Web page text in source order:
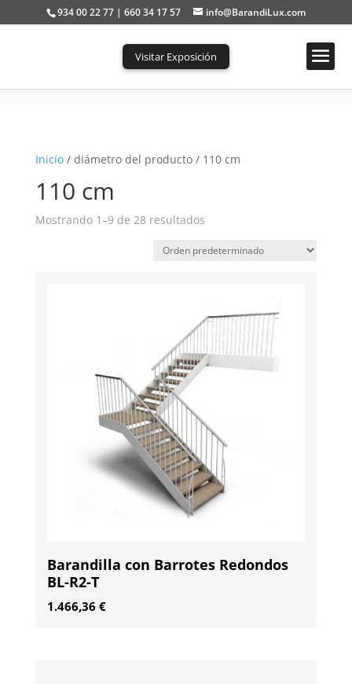
934 00 22 77 | 660 34 17 57 info@BarandiLux.com
Visitar Exposición
Inicio/ diámetro del producto / 110 cm
110 cm
Mostrando 1–9 de 28 resultados
Barandilla con Barrotes Redondos
BL-R2-T
1.466,36 €